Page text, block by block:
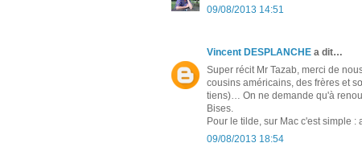
09/08/2013 14:51
Vincent DESPLANCHE a dit…
Super récit Mr Tazab, merci de
cousins américains, des frères et
tiens)… On ne demande qu'à
Bises.
Pour le tilde, sur Mac c'est simple :
09/08/2013 18:54